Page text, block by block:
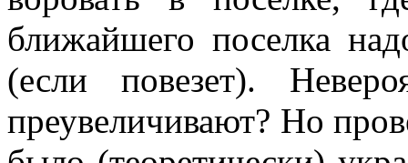
ближайшего поселка
(если повезет).
преувеличивают? Но